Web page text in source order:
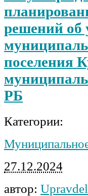
решений об
поселения
РБ
Категории:
27.12.2024
автор: Upravdel